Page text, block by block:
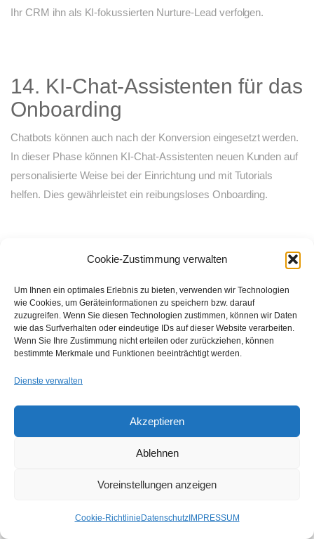
Cookie-Zustimmung verwalten
Um Ihnen ein optimales Erlebnis zu bieten, verwenden wir Technologien
wie Cookies, um Geräteinformationen zu speichern bzw. darauf
zuzugreifen. Wenn Sie diesen Technologien zustimmen, können wir Daten
wie das Surfverhalten oder eindeutige IDs auf dieser Website verarbeiten.
Wenn Sie Ihre Zustimmung nicht erteilen oder zurückziehen, können
bestimmte Merkmale und Funktionen beeinträchtigt werden.
Dienste verwalten
Akzeptieren
Ablehnen
Voreinstellungen anzeigen
Cookie-Richtlinie DatenschutzIMPRESSUM
Ihr CRM ihn als KI-fokussierten Nurture-Lead verfolgen.
14. KI-Chat-Assistenten für das
Onboarding
Chatbots können auch nach der Konversion eingesetzt werden.
In dieser Phase können KI-Chat-Assistenten neuen Kunden auf
personalisierte Weise bei der Einrichtung und mit Tutorials
helfen. Dies gewährleistet ein reibungsloses Onboarding.
15. Verhaltens- und
Stimmungs-Trigger
Wie wir wissen, verfolgt die KI Verhaltenssignale in Echtzeit. Sie
kann Desinteresse erkennen und dynamisch Warnmeldungen
auslösen, um die Kampagnen zu optimieren.
Bindung, Upselling und
Erweiterungen
16. KI-Nutzungsanalyse